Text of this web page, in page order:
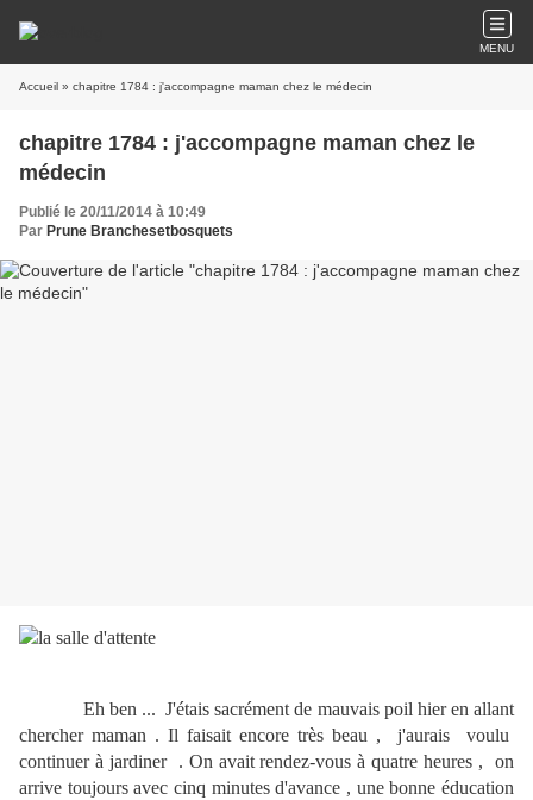
MENU
Accueil » chapitre 1784 : j'accompagne maman chez le médecin
chapitre 1784 : j'accompagne maman chez le
médecin
Publié le 20/11/2014 à 10:49
Par Prune Branchesetbosquets
Eh ben ... J'étais sacrément de mauvais poil hier en allant
chercher maman . Il faisait encore très beau , j'aurais voulu
continuer à jardiner . On avait rendez-vous à quatre heures , on
arrive toujours avec cinq minutes d'avance , une bonne éducation